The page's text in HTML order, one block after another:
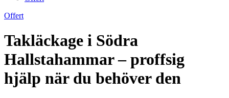
Offert
Takläckage i Södra
Hallstahammar – proffsig
hjälp när du behöver den